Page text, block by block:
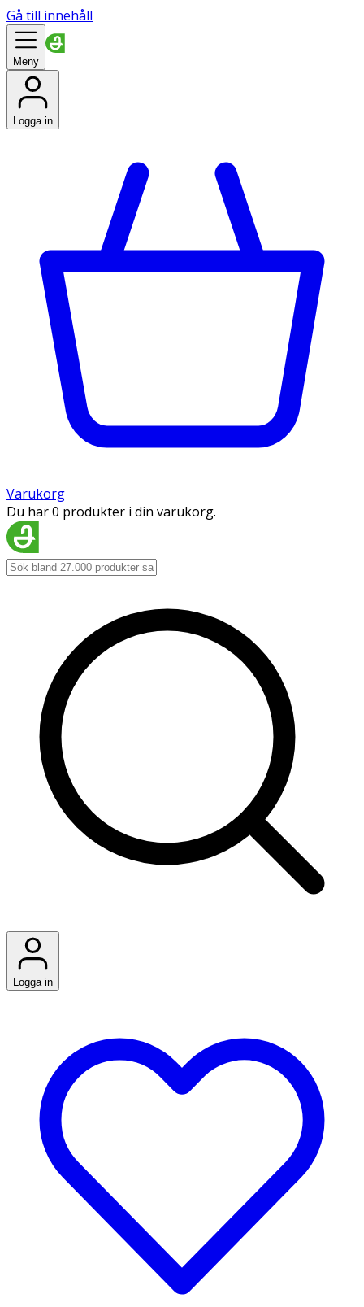
Gå till innehåll
Meny
Logga in
Varukorg
Du har 0 produkter i din varukorg.
Logga in